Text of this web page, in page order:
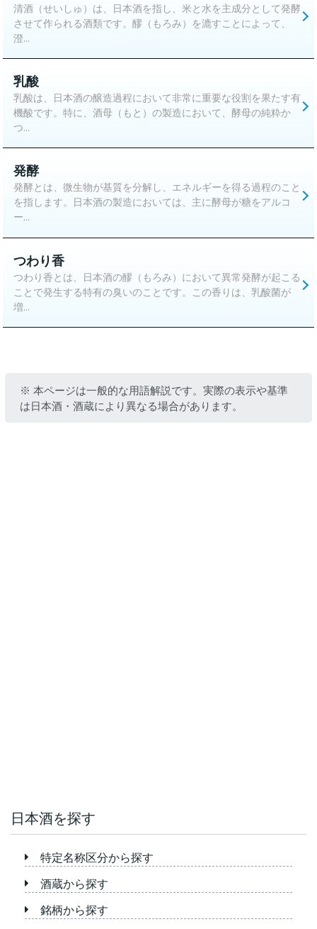
清酒（せいしゅ）は、日本酒を指し、米と水を主成分として発酵
させて作られる酒類です。醪（もろみ）を漉すことによって、
澄...
乳酸
乳酸は、日本酒の醸造過程において非常に重要な役割を果たす有
機酸です。特に、酒母（もと）の製造において、酵母の純粋か
つ...
発酵
発酵とは、微生物が基質を分解し、エネルギーを得る過程のこと
を指します。日本酒の製造においては、主に酵母が糖をアルコ
ー...
つわり香
つわり香とは、日本酒の醪（もろみ）において異常発酵が起こる
ことで発生する特有の臭いのことです。この香りは、乳酸菌が
増...
※ 本ページは一般的な用語解説です。実際の表示や基準
は日本酒・酒蔵により異なる場合があります。
日本酒を探す
特定名称区分から探す
酒蔵から探す
銘柄から探す